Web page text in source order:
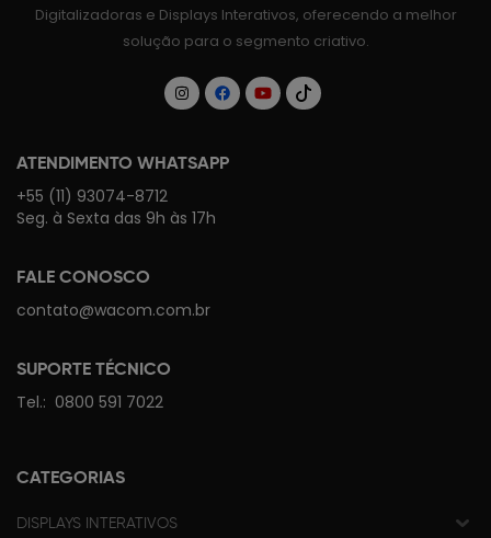
Digitalizadoras e Displays Interativos, oferecendo a melhor
solução para o segmento criativo.
ATENDIMENTO WHATSAPP
+55 (11) 93074-8712
Seg. à Sexta das 9h às 17h
FALE CONOSCO
contato@wacom.com.br
SUPORTE TÉCNICO
Tel.: 0800 591 7022
CATEGORIAS
DISPLAYS INTERATIVOS